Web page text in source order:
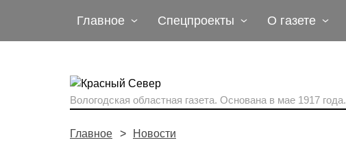
Главное Спецпроекты О газете
Вологодская областная газета. Основана в мае 1917 года.
Главное Новости